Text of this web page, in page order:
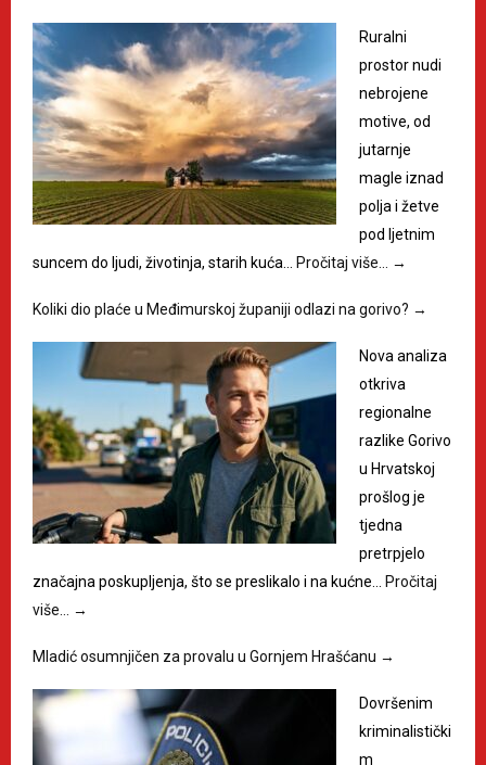
Ruralni
prostor nudi
nebrojene
motive, od
jutarnje
magle iznad
polja i žetve
pod ljetnim
suncem do ljudi, životinja, starih kuća…
Pročitaj više… →
Koliki dio plaće u Međimurskoj županiji odlazi na gorivo? →
Nova analiza
otkriva
regionalne
razlike Gorivo
u Hrvatskoj
prošlog je
tjedna
pretrpjelo
značajna poskupljenja, što se preslikalo i na kućne…
Pročitaj
više…
→
Mladić osumnjičen za provalu u Gornjem Hrašćanu →
Dovršenim
kriminalistički
m